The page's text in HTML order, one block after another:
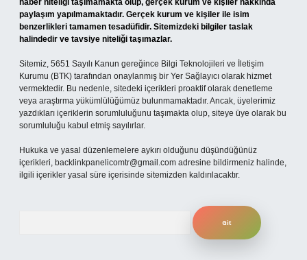
haber niteliği taşımamakta olup, gerçek kurum ve kişiler hakkında
paylaşım yapılmamaktadır. Gerçek kurum ve kişiler ile isim
benzerlikleri tamamen tesadüfidir. Sitemizdeki bilgiler taslak
halindedir ve tavsiye niteliği taşımazlar.
Sitemiz, 5651 Sayılı Kanun gereğince Bilgi Teknolojileri ve İletişim
Kurumu (BTK) tarafından onaylanmış bir Yer Sağlayıcı olarak hizmet
vermektedir. Bu nedenle, sitedeki içerikleri proaktif olarak denetleme
veya araştırma yükümlülüğümüz bulunmamaktadır. Ancak, üyelerimiz
yazdıkları içeriklerin sorumluluğunu taşımakta olup, siteye üye olarak bu
sorumluluğu kabul etmiş sayılırlar.
Hukuka ve yasal düzenlemelere aykırı olduğunu düşündüğünüz
içerikleri, backlinkpanelicomtr@gmail.com adresine bildirmeniz halinde,
ilgili içerikler yasal süre içerisinde sitemizden kaldırılacaktır.